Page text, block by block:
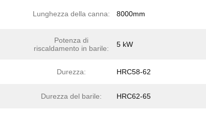
Lunghezza della canna: 8000mm
Potenza di
riscaldamento in barile:
5 kW
Durezza: HRC58-62
Durezza del barile: HRC62-65